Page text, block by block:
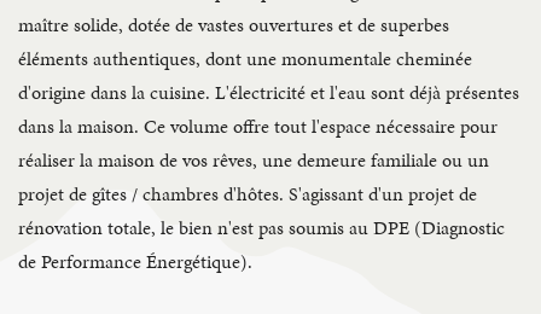
maître solide, dotée de vastes ouvertures et de superbes
éléments authentiques, dont une monumentale cheminée
d'origine dans la cuisine. L'électricité et l'eau sont déjà présentes
dans la maison. Ce volume offre tout l'espace nécessaire pour
réaliser la maison de vos rêves, une demeure familiale ou un
projet de gîtes / chambres d'hôtes. S'agissant d'un projet de
rénovation totale, le bien n'est pas soumis au DPE (Diagnostic
de Performance Énergétique).